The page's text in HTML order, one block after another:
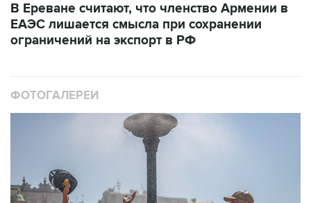
В Ереване считают, что членство Армении в
ЕАЭС лишается смысла при сохранении
ограничений на экспорт в РФ
ФОТОГАЛЕРЕИ